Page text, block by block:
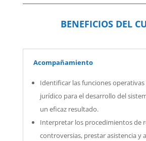
BENEFICIOS DEL
Acompañamiento
Identificar las funciones
jurídico para el desarrollo del
un eficaz resultado.
Interpretar los procedimientos de
controversias, prestar asistencia y